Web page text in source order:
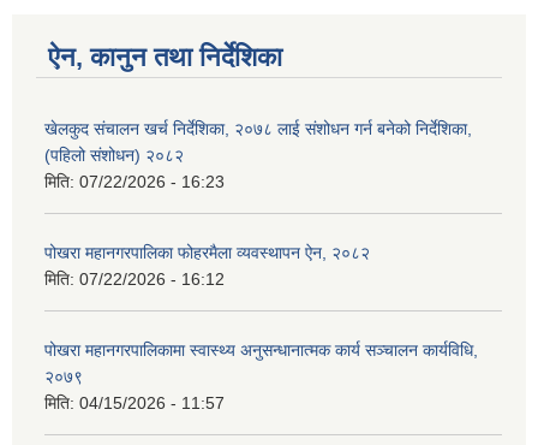
ऐन, कानुन तथा निर्देशिका
खेलकुद संचालन खर्च निर्देशिका, २०७८ लाई संशोधन गर्न बनेको निर्देशिका,
(पहिलो संशोधन) २०८२
मिति: 07/22/2026 - 16:23
पोखरा महानगरपालिका फोहरमैला व्यवस्थापन ऐन, २०८२
मिति: 07/22/2026 - 16:12
पोखरा महानगरपालिकामा स्वास्थ्य अनुसन्धानात्मक कार्य सञ्चालन कार्यविधि,
२०७९
मिति: 04/15/2026 - 11:57